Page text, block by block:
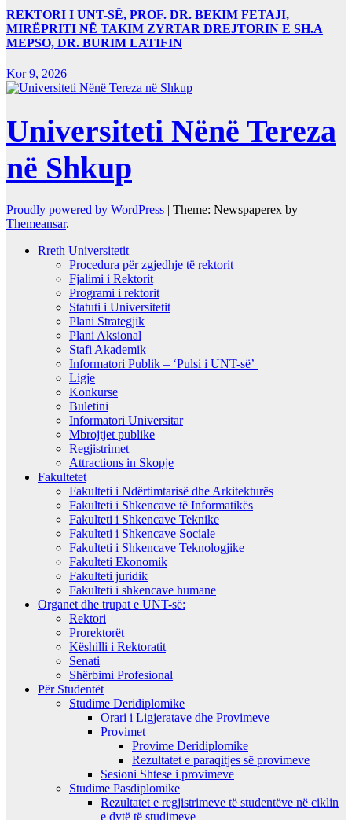
REKTORI I UNT-SË, PROF. DR. BEKIM FETAJI,
MIRËPRITI NË TAKIM ZYRTAR DREJTORIN E SH.A
MEPSO, DR. BURIM LATIFIN
Kor 9, 2026
Universiteti Nënë Tereza
në Shkup
Proudly powered by WordPress | Theme: Newspaperex by
Themeansar.
Rreth Universitetit
Procedura për zgjedhje të rektorit
Fjalimi i Rektorit
Programi i rektorit
Statuti i Universitetit
Plani Strategjik
Plani Aksional
Stafi Akademik
Informatori Publik – ‘Pulsi i UNT-së’
Ligje
Konkurse
Buletini
Informatori Universitar
Mbrojtjet publike
Regjistrimet
Attractions in Skopje
Fakultetet
Fakulteti i Ndërtimtarisë dhe Arkitekturës
Fakulteti i Shkencave të Informatikës
Fakulteti i Shkencave Teknike
Fakulteti i Shkencave Sociale
Fakulteti i Shkencave Teknologjike
Fakulteti Ekonomik
Fakulteti juridik
Fakulteti i shkencave humane
Organet dhe trupat e UNT-së:
Rektori
Prorektorët
Këshilli i Rektoratit
Senati
Shërbimi Profesional
Për Studentët
Studime Deridiplomike
Orari i Ligjeratave dhe Provimeve
Provimet
Provime Deridiplomike
Rezultatet e paraqitjes së provimeve
Sesioni Shtese i provimeve
Studime Pasdiplomike
Rezultatet e regjistrimeve të studentëve në ciklin
e dytë të studimeve